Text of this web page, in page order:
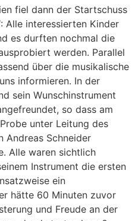
fiel dann der Startschuss
Alle interessierten Kinder
es durften nochmal die
werden. Parallel
über die musikalische
informieren. In der
sein Wunschinstrument
so dass am
unter Leitung des
Andreas Schneider
Alle waren sichtlich
Instrument die ersten
ein
hätte 60 Minuten zuvor
und Freude an der